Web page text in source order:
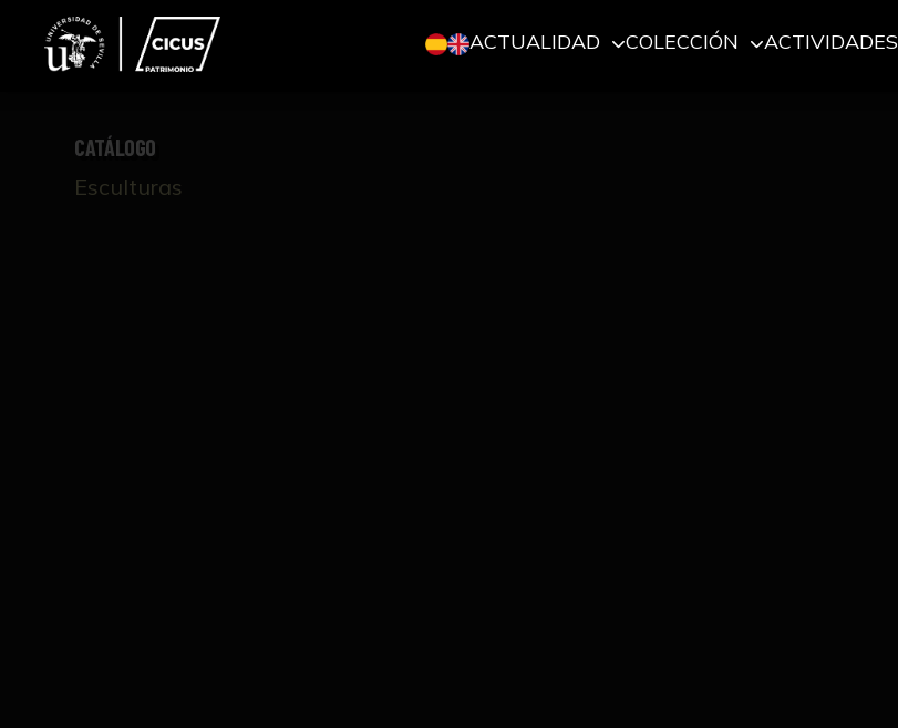
ACTUALIDAD COLECCIÓN ACTIVIDADES
CATÁLOGO
Esculturas